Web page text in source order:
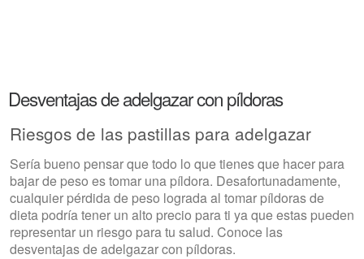
Desventajas de adelgazar con píldoras
Riesgos de las pastillas para adelgazar
Sería bueno pensar que todo lo que tienes que hacer para
bajar de peso es tomar una píldora. Desafortunadamente,
cualquier pérdida de peso lograda al tomar píldoras de
dieta podría tener un alto precio para ti ya que estas pueden
representar un riesgo para tu salud. Conoce las
desventajas de adelgazar con píldoras.